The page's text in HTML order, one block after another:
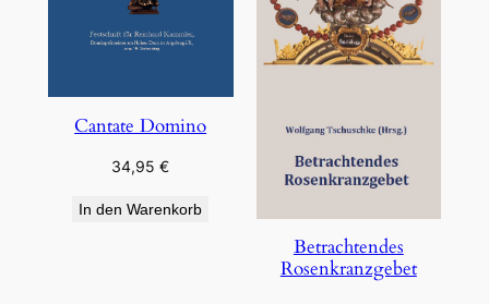
Cantate Domino
34,95€
In den Warenkorb
Betrachtendes
Rosenkranzgebet